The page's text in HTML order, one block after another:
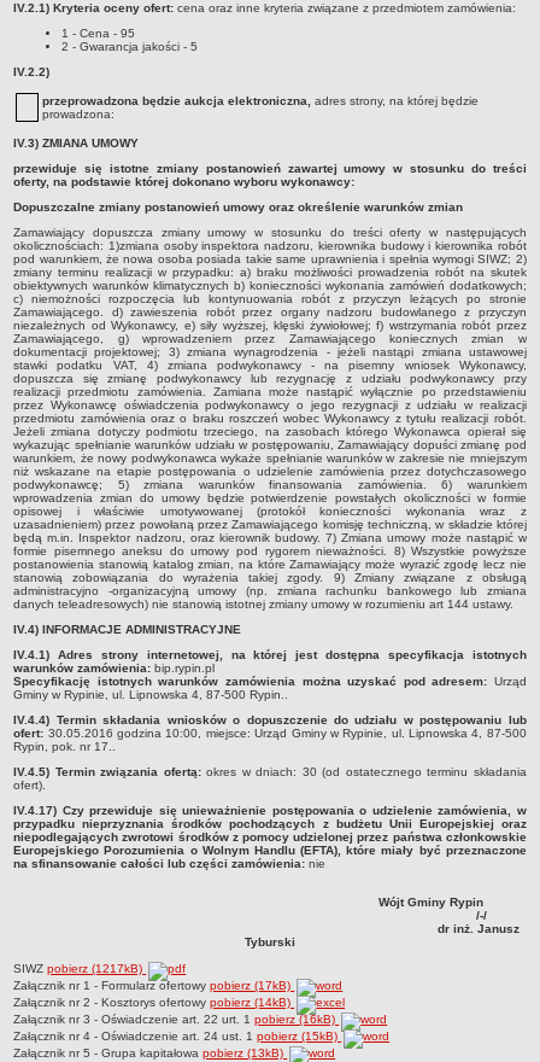
Strategia Rozwiązywania Problemów Społecznych na terenie Gminy
Rypin
Gminny Program Przeciwdziałania Przemocy w Rodzinie oraz
Ochrony Ofiar Przemocy w Rodzinie
oraz innymi podmiotami prowadzącymi działalność pożytku
publicznego
Regulamin utrzymania czystości i porządku na terenie gminy Rypin
Regulamin zasad i trybu nadawania i pozbawiania tytułów
,,Honorowy Obywatel Gminy Rypin' i ,,Zasłużony dla Gminy Rypin'
Regulamin dotowania demontażu i utylizacji materiałów
zawierających azbest z budynków na terenie Gminy Rypin ze
środków Gminnego Funduszu Ochrony Środowiska i Gospodarki
Wodnej
Zasady i tryb postępowania przy udzielaniu dotacji celowej osobom
fizycznym i wspólnotom mieszkaniowym nie prowadzącym
działalności gospodarczej na realizację zadań w zakresie
demontażu, transportu i unieszkodliwiania odpadów zawierających
azbes
Plan gospodarki niskoemisyjnej dla gminy Rypin
Aktualizacja założeń do planu zaopatrzenia w ciepło, energię
elektryczną i paliwa gazowe dla gminy Rypin
Program Rewitalizacji Gminy Rypin na lata 2016-2023
Plany rozwoju gminy i miejscowości
Strategie Terytorialne Obszaru Prowadzenia Polityki Terytorialnej
OCHRONA ŚRODOWISKA
Wycinka drzew
Raporty o oddziaływaniu przedsięwzięcia na środowisko
Decyzje o środowiskowych uwarunkowaniach
SIOS
Gospodarka odpadami
Deklaracja o wysokości opłaty za gospodarowanie odpadami
Harmonogram odbioru ponadgabarytowych odpadów komunalnych
Poziom recyklingu i bio
Regionalne instalacje do przetwarzania odpadów komunalnych
IV.2.1) Kryteria oceny ofert:cena oraz inne kryteria związane z przedmiotem zamówienia:
1 - Cena - 95
2 - Gwarancja jakości - 5
IV.2.2)
przeprowadzona będzie aukcja elektroniczna,
adres strony, na której będzie
prowadzona:
IV.3) ZMIANA UMOWY
przewiduje się istotne zmiany postanowień zawartej umowy w stosunku do treści
oferty, na podstawie której dokonano wyboru wykonawcy:
Dopuszczalne zmiany postanowień umowy oraz określenie warunków zmian
Zamawiający dopuszcza zmiany umowy w stosunku do treści oferty w następujących
okolicznościach: 1)zmiana osoby inspektora nadzoru, kierownika budowy i kierownika robót
pod warunkiem, że nowa osoba posiada takie same uprawnienia i spełnia wymogi SIWZ; 2)
zmiany terminu realizacji w przypadku: a) braku możliwości prowadzenia robót na skutek
obiektywnych warunków klimatycznych b) konieczności wykonania zamówień dodatkowych;
c) niemożności rozpoczęcia lub kontynuowania robót z przyczyn leżących po stronie
Zamawiającego. d) zawieszenia robót przez organy nadzoru budowlanego z przyczyn
niezależnych od Wykonawcy, e) siły wyższej, klęski żywiołowej; f) wstrzymania robót przez
Zamawiającego, g) wprowadzeniem przez Zamawiającego koniecznych zmian w
dokumentacji projektowej; 3) zmiana wynagrodzenia - jeżeli nastąpi zmiana ustawowej
stawki podatku VAT, 4) zmiana podwykonawcy - na pisemny wniosek Wykonawcy,
dopuszcza się zmianę podwykonawcy lub rezygnację z udziału podwykonawcy przy
realizacji przedmiotu zamówienia. Zamiana może nastąpić wyłącznie po przedstawieniu
przez Wykonawcę oświadczenia podwykonawcy o jego rezygnacji z udziału w realizacji
przedmiotu zamówienia oraz o braku roszczeń wobec Wykonawcy z tytułu realizacji robót.
Jeżeli zmiana dotyczy podmiotu trzeciego, na zasobach którego Wykonawca opierał się
wykazując spełnianie warunków udziału w postępowaniu, Zamawiający dopuści zmianę pod
warunkiem, że nowy podwykonawca wykaże spełnianie warunków w zakresie nie mniejszym
niż wskazane na etapie postępowania o udzielenie zamówienia przez dotychczasowego
podwykonawcę; 5) zmiana warunków finansowania zamówienia. 6) warunkiem
wprowadzenia zmian do umowy będzie potwierdzenie powstałych okoliczności w formie
opisowej i właściwie umotywowanej (protokół konieczności wykonania wraz z
uzasadnieniem) przez powołaną przez Zamawiającego komisję techniczną, w składzie której
będą m.in. Inspektor nadzoru, oraz kierownik budowy. 7) Zmiana umowy może nastąpić w
formie pisemnego aneksu do umowy pod rygorem nieważności. 8) Wszystkie powyższe
postanowienia stanowią katalog zmian, na które Zamawiający może wyrazić zgodę lecz nie
stanowią zobowiązania do wyrażenia takiej zgody. 9) Zmiany związane z obsługą
administracyjno -organizacyjną umowy (np. zmiana rachunku bankowego lub zmiana
danych teleadresowych) nie stanowią istotnej zmiany umowy w rozumieniu art 144 ustawy.
IV.4) INFORMACJE ADMINISTRACYJNE
IV.4.1)
Adres strony internetowej, na której jest dostępna specyfikacja istotnych
warunków zamówienia: bip.rypin.pl
Specyfikację istotnych warunków zamówienia można uzyskać pod adresem: Urząd
Gminy w Rypinie, ul. Lipnowska 4, 87-500 Rypin..
IV.4.4) Termin składania wniosków o dopuszczenie do udziału w postępowaniu lub
ofert: 30.05.2016 godzina 10:00, miejsce: Urząd Gminy w Rypinie, ul. Lipnowska 4, 87-500
Rypin, pok. nr 17..
IV.4.5) Termin związania ofertą:okres w dniach: 30 (od ostatecznego terminu składania
ofert).
IV.4.17) Czy przewiduje się unieważnienie postępowania o udzielenie zamówienia, w
przypadku nieprzyznania środków pochodzących z budżetu Unii Europejskiej oraz
niepodlegających zwrotowi środków z pomocy udzielonej przez państwa członkowskie
Europejskiego Porozumienia o Wolnym Handlu (EFTA), które miały być przeznaczone
na sfinansowanie całości lub części zamówienia:nie
Wójt Gminy Rypin
/-/
dr inż. Janusz
Tyburski
SIWZpobierz (1217kB)
Załącznik nr 1 - Formularz ofertowypobierz (17kB)
Załącznik nr 2 - Kosztorys ofertowypobierz (14kB)
Załącznik nr 3 - Oświadczenie art. 22 urt. 1pobierz (16kB)
Załącznik nr 4 - Oświadczenie art. 24 ust. 1pobierz (15kB)
Załącznik nr 5 - Grupa kapitałowapobierz (13kB)